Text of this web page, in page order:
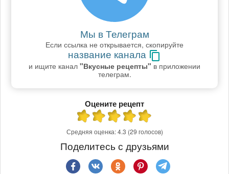
Мы в Телеграм
Если ссылка не открывается, скопируйте
название канала
и ищите канал "Вкусные рецепты" в приложении
телеграм.
Оцените рецепт
Средняя оценка:4.3 (29 голосов)
Поделитесь с друзьями